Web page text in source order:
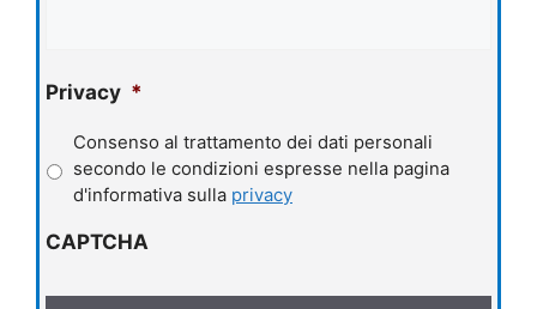
Privacy *
Consenso al trattamento dei dati personali
secondo le condizioni espresse nella pagina
d'informativa sulla privacy
CAPTCHA